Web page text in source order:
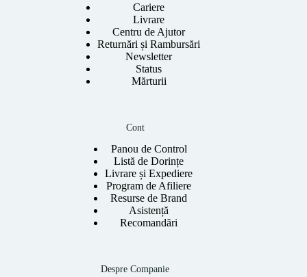
Cariere
Livrare
Centru de Ajutor
Returnări și Rambursări
Newsletter
Status
Mărturii
Cont
Panou de Control
Listă de Dorințe
Livrare și Expediere
Program de Afiliere
Resurse de Brand
Asistență
Recomandări
Despre Companie